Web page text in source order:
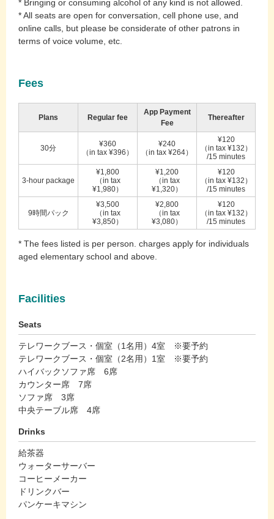
* Bringing or consuming alcohol of any kind is not allowed.
* All seats are open for conversation, cell phone use, and
online calls, but please be considerate of other patrons in
terms of voice volume, etc.
Fees
Plans Regular fee
App Payment
Fee
Thereafter
30分
¥360
（in tax ¥396）
¥240
（in tax ¥264）
¥120
（in tax ¥132）
/15 minutes
3-hour package
¥1,800
（in tax
¥1,980）
¥1,200
（in tax
¥1,320）
¥120
（in tax ¥132）
/15 minutes
9時間パック
¥3,500
（in tax
¥3,850）
¥2,800
（in tax
¥3,080）
¥120
（in tax ¥132）
/15 minutes
* The fees listed is per person. charges apply for individuals
aged elementary school and above.
Facilities
Seats
テレワークブース・個室（1名用）4室 ※要予約
テレワークブース・個室（2名用）1室 ※要予約
ハイバックソファ席 6席
カウンター席 7席
ソファ席 3席
中央テーブル席 4席
Drinks
給茶器
ウォーターサーバー
コーヒーメーカー
ドリンクバー
パンケーキマシン